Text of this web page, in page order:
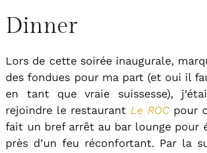
Dinner
Lors de cette soirée inaugurale,
des fondues pour ma part (et oui il
en tant que vraie suissesse),
rejoindre le restaurant Le ROC pour
fait un bref arrêt au bar lounge pour
près d’un feu réconfortant. Par la